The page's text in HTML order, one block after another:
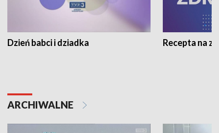
Dzień babci i dziadka Recepta na
ARCHIWALNE